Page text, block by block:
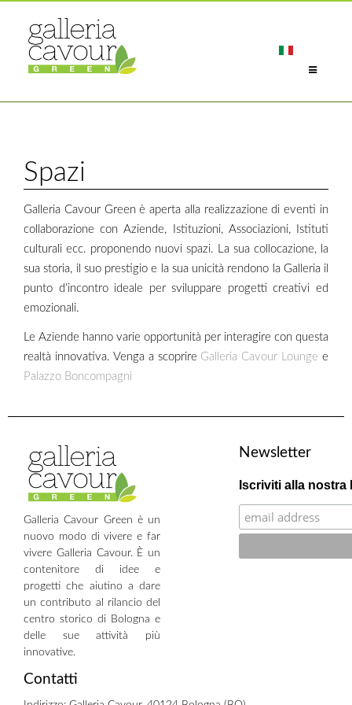
Spazi
Galleria Cavour Green è aperta alla realizzazione di eventi in
collaborazione con Aziende, Istituzioni, Associazioni, Istituti
culturali ecc. proponendo nuovi spazi. La sua collocazione, la
sua storia, il suo prestigio e la sua unicità rendono la Galleria il
punto d’incontro ideale per sviluppare progetti creativi ed
emozionali.
Le Aziende hanno varie opportunità per interagire con questa
realtà innovativa. Venga a scoprire Galleria Cavour Lounge e
Palazzo Boncompagni
Galleria Cavour Green è un
nuovo modo di vivere e far
vivere Galleria Cavour. È un
contenitore di idee e
progetti che aiutino a dare
un contributo al rilancio del
centro storico di Bologna e
delle sue attività più
innovative.
Newsletter
Iscriviti alla nostra
Contatti